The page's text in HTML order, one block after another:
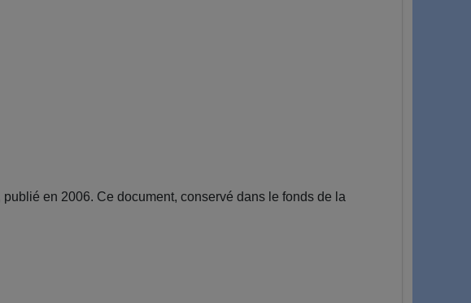
en 2006. Ce document, conservé dans le fonds de la